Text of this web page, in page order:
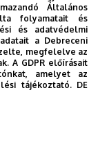
Általános
folyamatait és
és adatvédelmi
a Debreceni
megfelelve az
A GDPR előírásait
amelyet az
tájékoztató. DE